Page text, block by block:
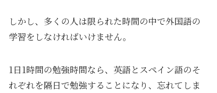
しかし、多くの人は限られた時間の中で外国語の
学習をしなければいけません。
1日1時間の勉強時間なら、英語とスペイン語のそ
れぞれを隔日で勉強することになり、忘れてしま